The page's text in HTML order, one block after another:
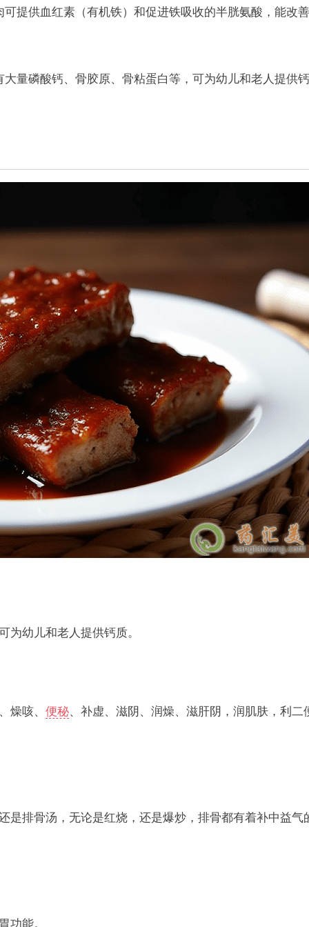
提供血红素（有机铁）和促进铁吸收的半胱氨酸，能改善
量磷酸钙、骨胶原、骨粘蛋白等，可为幼儿和老人提供钙
为幼儿和老人提供钙质。
燥咳、 便秘、补虚、滋阴、润燥、滋肝阴，润肌肤，利二
是排骨汤，无论是红烧，还是爆炒，排骨都有着补中益气
功能。